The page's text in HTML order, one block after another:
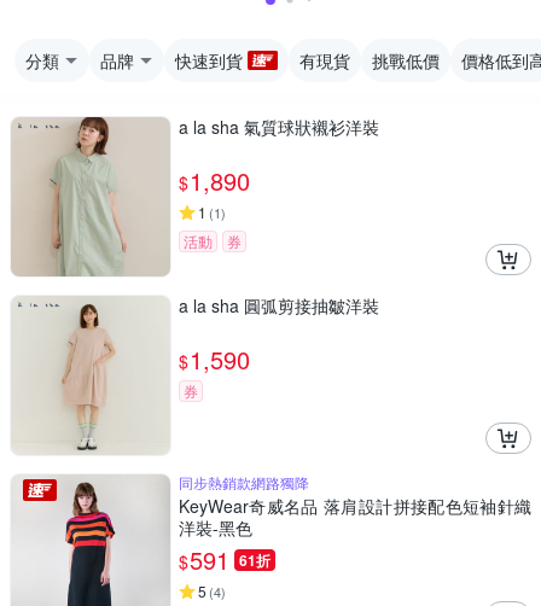
分類 品牌 快速到貨 有現貨 挑戰低價 價格低到
a la sha 氣質球狀襯衫洋裝
$1,890
1 (1)
活動 券
a la sha 圓弧剪接抽皺洋裝
$1,590
券
同步熱銷款網路獨降
KeyWear奇威名品 落肩設計拼接配色短袖針織
洋裝-黑色
$591 61折
5 (4)